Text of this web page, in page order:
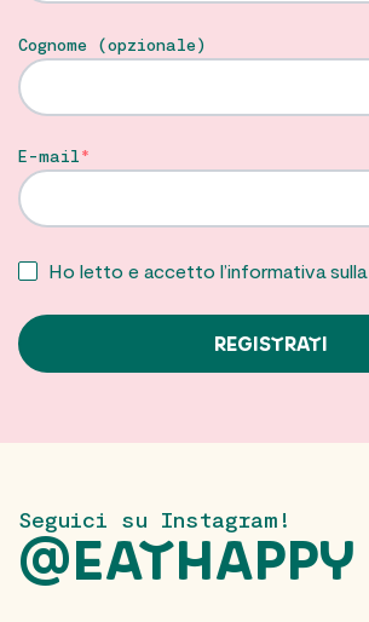
Cognome (opzionale)
E-mail
Ho letto e accetto l’informativa sulla
Seguici su Instagram!
@EATHAPPY